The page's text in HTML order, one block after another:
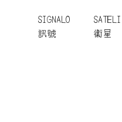
SIGNALO
訊號
衞星